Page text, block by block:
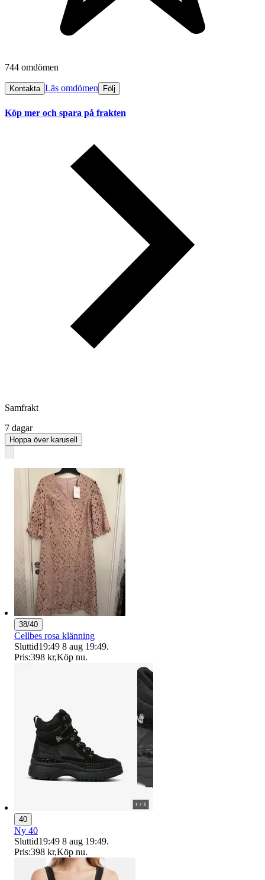
744 omdömen
Kontakta Läs omdömen Följ
Köp mer och spara på frakten
Samfrakt
7 dagar
Hoppa över karusell
38/40
Cellbes rosa klänning
Sluttid19:49 8 aug 19:49.
Pris:398 kr,Köp nu.
40
Ny 40
Sluttid19:49 8 aug 19:49.
Pris:398 kr,Köp nu.